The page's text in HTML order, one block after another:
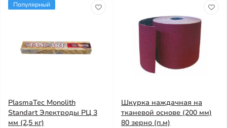
Популярный
PlasmaTec Monolith
Standart Электроды РЦ 3
мм (2,5 кг)
Шкурка наждачная на
тканевой основе (200 мм)
80 зерно (п.м)